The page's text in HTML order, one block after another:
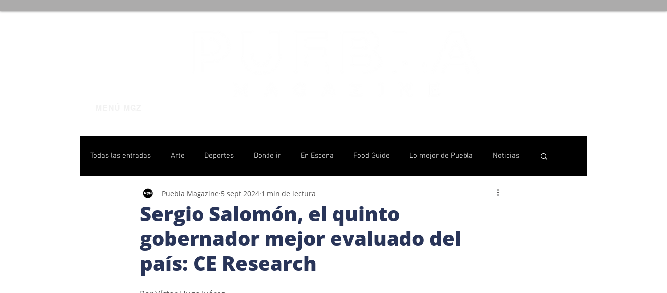
Todas las entradas Arte Deportes Donde ir En Escena Food Guide Lo mejor de Puebla Noticias
Poblanas destacadas Pulso Político
Sergio Salomón, el quinto
gobernador mejor evaluado del
país: CE Research
Puebla Magazine 5 sept 2024 1 min de lectura